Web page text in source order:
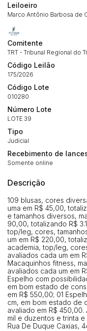
Leiloeiro
Marco Antônio Barbosa de
Comitente
TRT - Tribunal Regional do
Código Leilão
175/2026
Código Lote
010280
Número Lote
LOTE 39
Tipo
Judicial
Recebimento de
Somente online
Descrição
109 blusas, cores
uma em R$ 45,00,
e tamanhos diversos,
90,00, totalizando R$
top/leg, cores,
um em R$ 220,00,
academia, top/leg,
avaliados cada um em
Macaquinhos fitness,
avaliados cada um em
Espelho com
em bom estado de
em R$ 550,00; 01
cm, em bom estado de
avaliado em R$ 450,00.
mil e duzentos e trinta e
Rua De Duque Caxias,
Envie sua
(Art. 895, CPC)
14/04/2025
14/04/2025
Clique aqui para
Habilite-se para
propostas